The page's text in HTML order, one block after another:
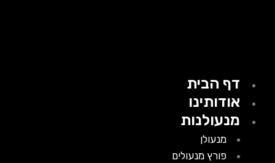
דף הבית
אודותינו
מנעולנות
מנעולן
פורץ מנעולים